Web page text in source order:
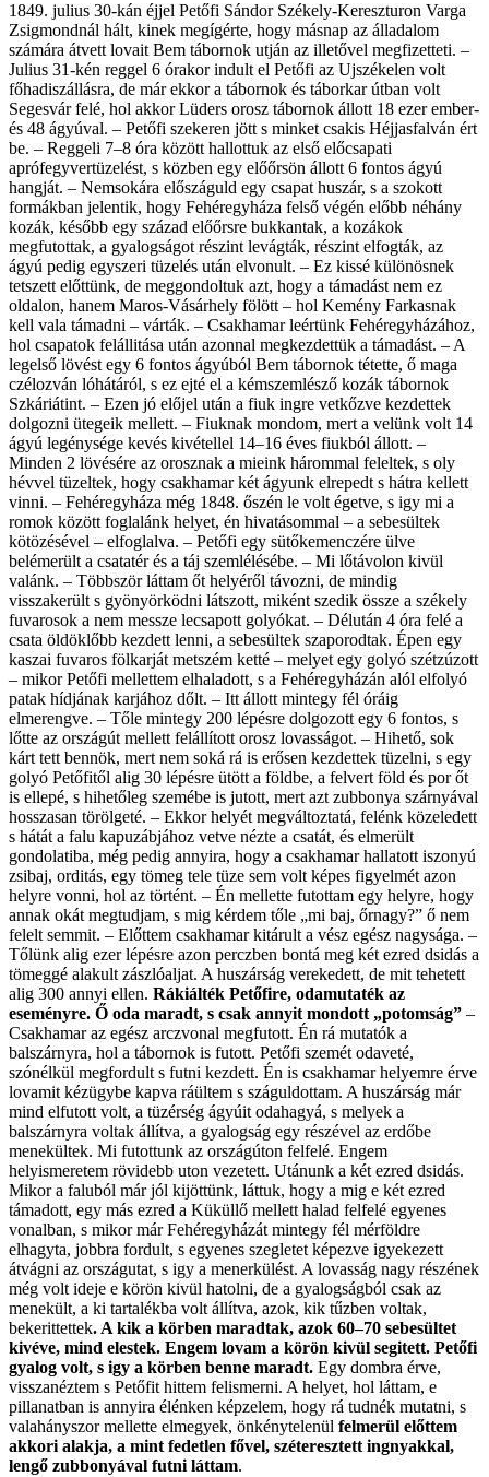
1849. julius 30-kán éjjel Petőfi Sándor Székely-Kereszturon Varga
Zsigmondnál hált, kinek megígérte, hogy másnap az álladalom
számára átvett lovait Bem tábornok utján az illetővel megfizetteti. –
Julius 31-kén reggel 6 órakor indult el Petőfi az Ujszékelen volt
főhadiszállásra, de már ekkor a tábornok és táborkar útban volt
Segesvár felé, hol akkor Lüders orosz tábornok állott 18 ezer ember-
és 48 ágyúval. – Petőfi szekeren jött s minket csakis Héjjasfalván ért
be. – Reggeli 7–8 óra között hallottuk az első előcsapati
aprófegyvertüzelést, s közben egy előőrsön állott 6 fontos ágyú
hangját. – Nemsokára előszáguld egy csapat huszár, s a szokott
formákban jelentik, hogy Fehéregyháza felső végén előbb néhány
kozák, később egy század előőrsre bukkantak, a kozákok
megfutottak, a gyalogságot részint levágták, részint elfogták, az
ágyú pedig egyszeri tüzelés után elvonult. – Ez kissé különösnek
tetszett előttünk, de meggondoltuk azt, hogy a támadást nem ez
oldalon, hanem Maros-Vásárhely fölött – hol Kemény Farkasnak
kell vala támadni – várták. – Csakhamar leértünk Fehéregyházához,
hol csapatok felállitása után azonnal megkezdettük a támadást. – A
legelső lövést egy 6 fontos ágyúból Bem tábornok tétette, ő maga
czélozván lóhátáról, s ez ejté el a kémszemlésző kozák tábornok
Szkáriátint. – Ezen jó előjel után a fiuk ingre vetkőzve kezdettek
dolgozni ütegeik mellett. – Fiuknak mondom, mert a velünk volt 14
ágyú legénysége kevés kivétellel 14–16 éves fiukból állott. –
Minden 2 lövésére az orosznak a mieink hárommal feleltek, s oly
hévvel tüzeltek, hogy csakhamar két ágyunk elrepedt s hátra kellett
vinni. – Fehéregyháza még 1848. őszén le volt égetve, s igy mi a
romok között foglalánk helyet, én hivatásommal – a sebesültek
kötözésével – elfoglalva. – Petőfi egy sütőkemenczére ülve
belémerült a csatatér és a táj szemlélésébe. – Mi lőtávolon kivül
valánk. – Többször láttam őt helyéről távozni, de mindig
visszakerült s gyönyörködni látszott, miként szedik össze a székely
fuvarosok a nem messze lecsapott golyókat. – Délután 4 óra felé a
csata öldöklőbb kezdett lenni, a sebesültek szaporodtak. Épen egy
kaszai fuvaros fölkarját metszém ketté – melyet egy golyó szétzúzott
– mikor Petőfi mellettem elhaladott, s a Fehéregyházán alól elfolyó
patak hídjának karjához dőlt. – Itt állott mintegy fél óráig
elmerengve. – Tőle mintegy 200 lépésre dolgozott egy 6 fontos, s
lőtte az országút mellett felállított orosz lovasságot. – Hihető, sok
kárt tett bennök, mert nem soká rá is erősen kezdettek tüzelni, s egy
golyó Petőfitől alig 30 lépésre ütött a földbe, a felvert föld és por őt
is ellepé, s hihetőleg szemébe is jutott, mert azt zubbonya szárnyával
hosszasan törölgeté. – Ekkor helyét megváltoztatá, felénk közeledett
s hátát a falu kapuzábjához vetve nézte a csatát, és elmerült
gondolatiba, még pedig annyira, hogy a csakhamar hallatott iszonyú
zsibaj, orditás, egy tömeg tele tüze sem volt képes figyelmét azon
helyre vonni, hol az történt. – Én mellette futottam egy helyre, hogy
annak okát megtudjam, s mig kérdem tőle „mi baj, őrnagy?” ő nem
felelt semmit. – Előttem csakhamar kitárult a vész egész nagysága. –
Tőlünk alig ezer lépésre azon perczben bontá meg két ezred dsidás a
tömeggé alakult zászlóaljat. A huszárság verekedett, de mit tehetett
alig 300 annyi ellen. Rákiálték Petőfire, odamutaték az
eseményre. Ő oda maradt, s csak annyit mondott „potomság” –
Csakhamar az egész arczvonal megfutott. Én rá mutatók a
balszárnyra, hol a tábornok is futott. Petőfi szemét odaveté,
szónélkül megfordult s futni kezdett. Én is csakhamar helyemre érve
lovamit kézügybe kapva ráültem s száguldottam. A huszárság már
mind elfutott volt, a tüzérség ágyúit odahagyá, s melyek a
balszárnyra voltak állítva, a gyalogság egy részével az erdőbe
menekültek. Mi futottunk az országúton felfelé. Engem
helyismeretem rövidebb uton vezetett. Utánunk a két ezred dsidás.
Mikor a faluból már jól kijöttünk, láttuk, hogy a mig e két ezred
támadott, egy más ezred a Küküllő mellett halad felfelé egyenes
vonalban, s mikor már Fehéregyházát mintegy fél mérföldre
elhagyta, jobbra fordult, s egyenes szegletet képezve igyekezett
átvágni az országutat, s igy a menerkülést. A lovasság nagy részének
még volt ideje e körön kivül hatolni, de a gyalogságból csak az
menekült, a ki tartalékba volt állítva, azok, kik tűzben voltak,
bekerittettek. A kik a körben maradtak, azok 60–70 sebesültet
kivéve, mind elestek. Engem lovam a körön kivül segitett. Petőfi
gyalog volt, s igy a körben benne maradt. Egy dombra érve,
visszanéztem s Petőfit hittem felismerni. A helyet, hol láttam, e
pillanatban is annyira élénken képzelem, hogy rá tudnék mutatni, s
valahányszor mellette elmegyek, önkénytelenül felmerül előttem
akkori alakja, a mint fedetlen fővel, széteresztett ingnyakkal,
lengő zubbonyával futni láttam.